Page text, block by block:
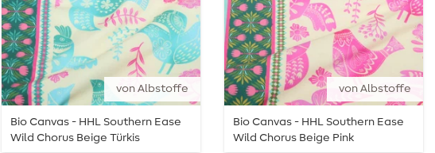
von Albstoffe
Bio Canvas - HHL Southern Ease
Wild Chorus Beige Türkis
von Albstoffe
Bio Canvas - HHL Southern Ease
Wild Chorus Beige Pink